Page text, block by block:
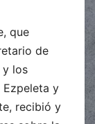
que
de
y los
y
recibió y